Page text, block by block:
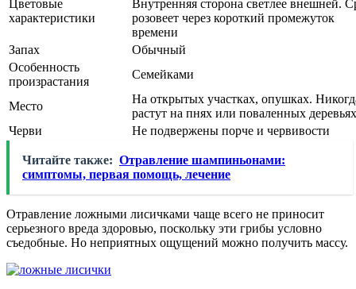
Цветовые
характеристики
Внутренняя сторона светлее внешней.
розовеет через короткий промежуток
времени
Запах
Обычный
Особенность
произрастания
Семейками
Место
На открытых участках, опушках.
растут на пнях или поваленных деревьях
Черви
Не подвержены порче и червивости
Читайте также: Отравление шампиньонами:
симптомы, первая помощь, лечение
Отравление ложными лисичками чаще всего не приносит
серьезного вреда здоровью, поскольку эти грибы условно
съедобные. Но неприятных ощущений можно получить массу.